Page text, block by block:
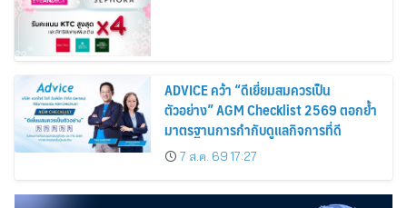
ADVICE คว้า “ดีเยี่ยมสมควรเป็น
ตัวอย่าง” AGM Checklist 2569 ตอกย้ำ
มาตรฐานการกำกับดูแลกิจการที่ดี
7 ส.ค. 69 17:27